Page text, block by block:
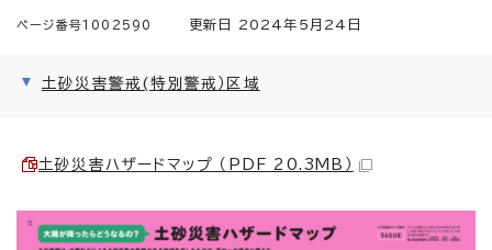
ページ番号1002590 更新日 2024年5月24日
土砂災害警戒(特別警戒）区域
土砂災害ハザードマップ （PDF 20.3MB）